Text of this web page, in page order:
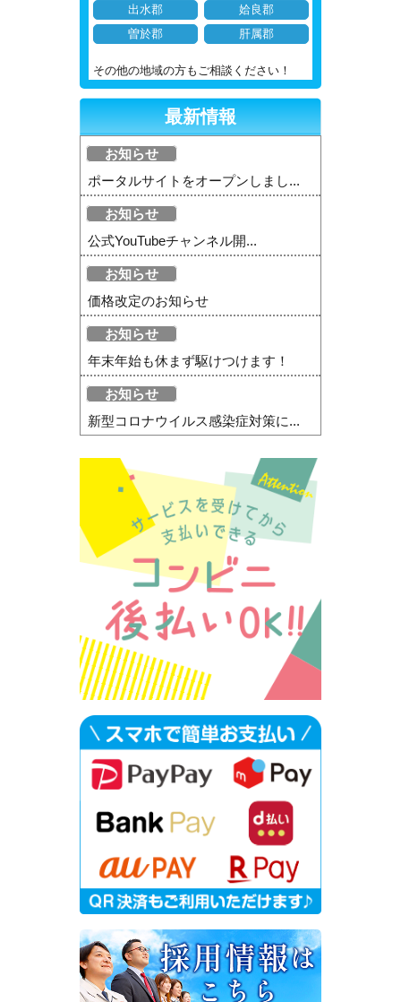
出水郡
姶良郡
曽於郡
肝属郡
その他の地域の方もご相談ください！
最新情報
お知らせ
ポータルサイトをオープンしまし...
お知らせ
公式YouTubeチャンネル開...
お知らせ
価格改定のお知らせ
お知らせ
年末年始も休まず駆けつけます！
お知らせ
新型コロナウイルス感染症対策に...